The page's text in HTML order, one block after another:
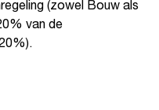
(zowel Bouw als
van de